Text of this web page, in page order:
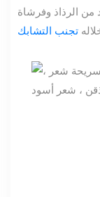
من الرذاذ وفرشاة
تجنب التشابك